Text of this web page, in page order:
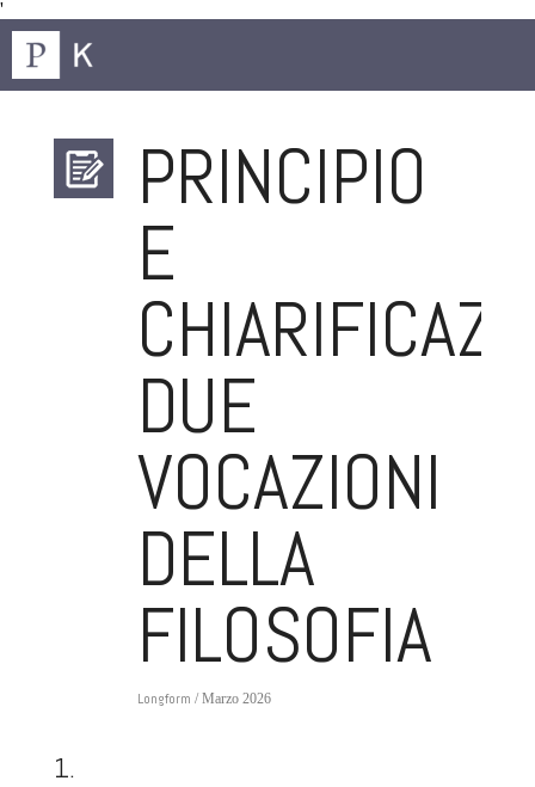
'
PRINCIPIO
E
DUE
VOCAZIONI
DELLA
FILOSOFIA
Longform / Marzo 2026
1.